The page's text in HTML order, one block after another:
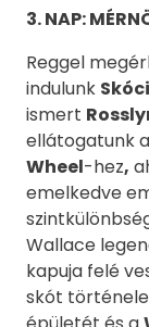
3. NAP:
Reggel
indulunk
ismert
ellátogatunk
Wheel-hez,
emelkedve
Wallace
kapuja felé
skót